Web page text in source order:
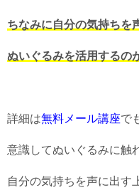
ちなみに自分の気持ちを
ぬいぐるみを活用するの
詳細は無料メール講座で
意識してぬいぐるみに触
自分の気持ちを声に出す